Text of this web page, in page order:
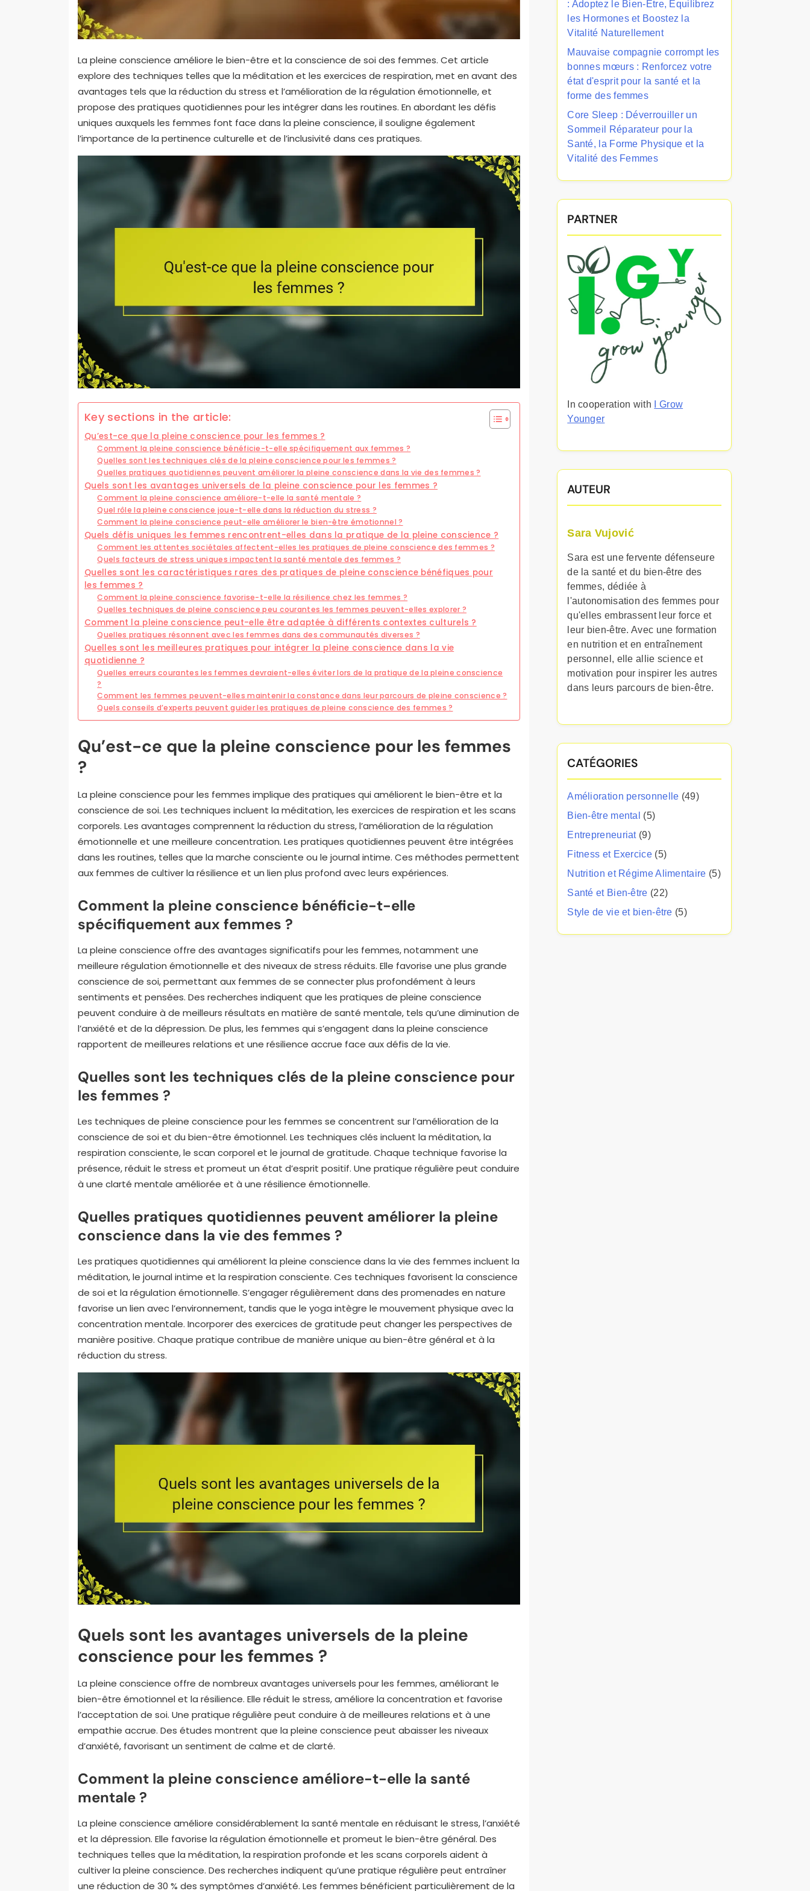
La pleine conscience améliore le bien-être et la conscience de soi des femmes. Cet article
explore des techniques telles que la méditation et les exercices de respiration, met en avant des
avantages tels que la réduction du stress et l’amélioration de la régulation émotionnelle, et
propose des pratiques quotidiennes pour les intégrer dans les routines. En abordant les défis
uniques auxquels les femmes font face dans la pleine conscience, il souligne également
l’importance de la pertinence culturelle et de l’inclusivité dans ces pratiques.
Key sections in the article:
Qu’est-ce que la pleine conscience pour les femmes ?
Comment la pleine conscience bénéficie-t-elle spécifiquement aux femmes ?
Quelles sont les techniques clés de la pleine conscience pour les femmes ?
Quelles pratiques quotidiennes peuvent améliorer la pleine conscience dans la vie des femmes ?
Quels sont les avantages universels de la pleine conscience pour les femmes ?
Comment la pleine conscience améliore-t-elle la santé mentale ?
Quel rôle la pleine conscience joue-t-elle dans la réduction du stress ?
Comment la pleine conscience peut-elle améliorer le bien-être émotionnel ?
Quels défis uniques les femmes rencontrent-elles dans la pratique de la pleine conscience ?
Comment les attentes sociétales affectent-elles les pratiques de pleine conscience des femmes ?
Quels facteurs de stress uniques impactent la santé mentale des femmes ?
Quelles sont les caractéristiques rares des pratiques de pleine conscience bénéfiques pour
les femmes ?
Comment la pleine conscience favorise-t-elle la résilience chez les femmes ?
Quelles techniques de pleine conscience peu courantes les femmes peuvent-elles explorer ?
Comment la pleine conscience peut-elle être adaptée à différents contextes culturels ?
Quelles pratiques résonnent avec les femmes dans des communautés diverses ?
Quelles sont les meilleures pratiques pour intégrer la pleine conscience dans la vie
quotidienne ?
Quelles erreurs courantes les femmes devraient-elles éviter lors de la pratique de la pleine conscience
?
Comment les femmes peuvent-elles maintenir la constance dans leur parcours de pleine conscience ?
Quels conseils d’experts peuvent guider les pratiques de pleine conscience des femmes ?
Qu’est-ce que la pleine conscience pour les femmes
?
La pleine conscience pour les femmes implique des pratiques qui améliorent le bien-être et la
conscience de soi. Les techniques incluent la méditation, les exercices de respiration et les scans
corporels. Les avantages comprennent la réduction du stress, l’amélioration de la régulation
émotionnelle et une meilleure concentration. Les pratiques quotidiennes peuvent être intégrées
dans les routines, telles que la marche consciente ou le journal intime. Ces méthodes permettent
aux femmes de cultiver la résilience et un lien plus profond avec leurs expériences.
Comment la pleine conscience bénéficie-t-elle
spécifiquement aux femmes ?
La pleine conscience offre des avantages significatifs pour les femmes, notamment une
meilleure régulation émotionnelle et des niveaux de stress réduits. Elle favorise une plus grande
conscience de soi, permettant aux femmes de se connecter plus profondément à leurs
sentiments et pensées. Des recherches indiquent que les pratiques de pleine conscience
peuvent conduire à de meilleurs résultats en matière de santé mentale, tels qu’une diminution de
l’anxiété et de la dépression. De plus, les femmes qui s’engagent dans la pleine conscience
rapportent de meilleures relations et une résilience accrue face aux défis de la vie.
Quelles sont les techniques clés de la pleine conscience pour
les femmes ?
Les techniques de pleine conscience pour les femmes se concentrent sur l’amélioration de la
conscience de soi et du bien-être émotionnel. Les techniques clés incluent la méditation, la
respiration consciente, le scan corporel et le journal de gratitude. Chaque technique favorise la
présence, réduit le stress et promeut un état d’esprit positif. Une pratique régulière peut conduire
à une clarté mentale améliorée et à une résilience émotionnelle.
Quelles pratiques quotidiennes peuvent améliorer la pleine
conscience dans la vie des femmes ?
Les pratiques quotidiennes qui améliorent la pleine conscience dans la vie des femmes incluent la
méditation, le journal intime et la respiration consciente. Ces techniques favorisent la conscience
de soi et la régulation émotionnelle. S’engager régulièrement dans des promenades en nature
favorise un lien avec l’environnement, tandis que le yoga intègre le mouvement physique avec la
concentration mentale. Incorporer des exercices de gratitude peut changer les perspectives de
manière positive. Chaque pratique contribue de manière unique au bien-être général et à la
réduction du stress.
Quels sont les avantages universels de la pleine
conscience pour les femmes ?
La pleine conscience offre de nombreux avantages universels pour les femmes, améliorant le
bien-être émotionnel et la résilience. Elle réduit le stress, améliore la concentration et favorise
l’acceptation de soi. Une pratique régulière peut conduire à de meilleures relations et à une
empathie accrue. Des études montrent que la pleine conscience peut abaisser les niveaux
d’anxiété, favorisant un sentiment de calme et de clarté.
Comment la pleine conscience améliore-t-elle la santé
mentale ?
La pleine conscience améliore considérablement la santé mentale en réduisant le stress, l’anxiété
et la dépression. Elle favorise la régulation émotionnelle et promeut le bien-être général. Des
techniques telles que la méditation, la respiration profonde et les scans corporels aident à
cultiver la pleine conscience. Des recherches indiquent qu’une pratique régulière peut entraîner
une réduction de 30 % des symptômes d’anxiété. Les femmes bénéficient particulièrement de la
: Adoptez le Bien-Être, Équilibrez
les Hormones et Boostez la
Vitalité Naturellement
Mauvaise compagnie corrompt les
bonnes mœurs : Renforcez votre
état d'esprit pour la santé et la
forme des femmes
Core Sleep : Déverrouiller un
Sommeil Réparateur pour la
Santé, la Forme Physique et la
Vitalité des Femmes
PARTNER
In cooperation with
I Grow
Younger
AUTEUR
Sara Vujović
Sara est une fervente défenseure
de la santé et du bien-être des
femmes, dédiée à
l'autonomisation des femmes pour
qu'elles embrassent leur force et
leur bien-être. Avec une formation
en nutrition et en entraînement
personnel, elle allie science et
motivation pour inspirer les autres
dans leurs parcours de bien-être.
CATÉGORIES
Amélioration personnelle (49)
Bien-être mental
(5)
Entrepreneuriat(9)
Fitness et Exercice (5)
Nutrition et Régime Alimentaire (5)
Santé et Bien-être (22)
Style de vie et bien-être (5)